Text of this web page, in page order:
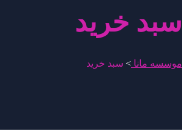
سبد خرید
موسسه مانا > سبد خرید